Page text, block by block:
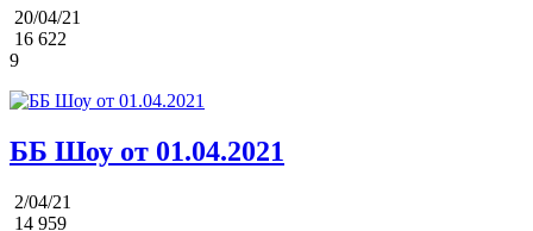
20/04/21
16 622
9
ББ Шоу от 01.04.2021
2/04/21
14 959